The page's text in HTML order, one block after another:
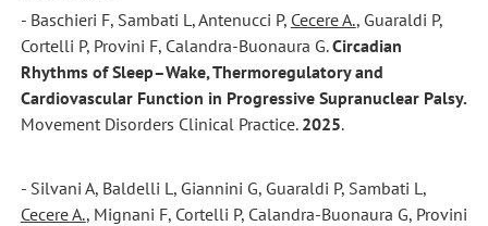
- Baschieri F, Sambati L, Antenucci P, Cecere A., Guaraldi P,
Cortelli P, Provini F, Calandra-Buonaura G.Circadian
Rhythms of Sleep–Wake, Thermoregulatory and
Cardiovascular Function in Progressive Supranuclear Palsy.
Movement Disorders Clinical Practice. 2025.
- Silvani A, Baldelli L, Giannini G, Guaraldi P, Sambati L,
Cecere A., Mignani F, Cortelli P, Calandra-Buonaura G, Provini